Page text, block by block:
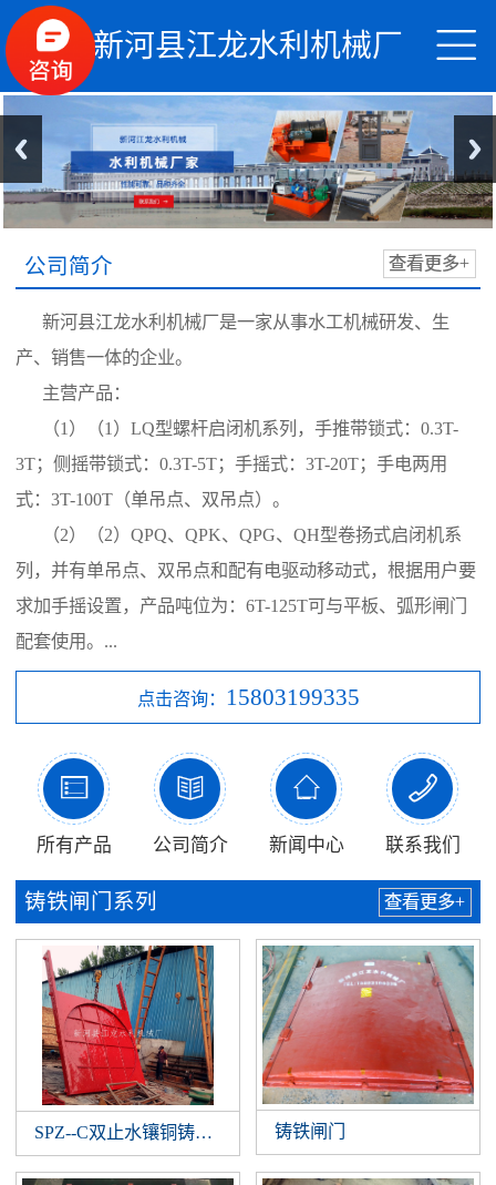

 新河县江龙水利机械厂
公司简介 查看更多+
新河县江龙水利机械厂是一家从事水工机械研发、生
产、销售一体的企业。
主营产品：
（1）（1）LQ型螺杆启闭机系列，手推带锁式：0.3T-
3T；侧摇带锁式：0.3T-5T；手摇式：3T-20T；手电两用
式：3T-100T（单吊点、双吊点）。
（2）（2）QPQ、QPK、QPG、QH型卷扬式启闭机系
列，并有单吊点、双吊点和配有电驱动移动式，根据用户要
求加手摇设置，产品吨位为：6T-125T可与平板、弧形闸门
配套使用。...
点击咨询： 15803199335

所有产品

公司简介

新闻中心

联系我们
铸铁闸门系列 查看更多+
SPZ--C双止水镶铜铸铁闸门 铸铁闸门